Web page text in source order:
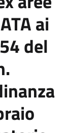
ai
del